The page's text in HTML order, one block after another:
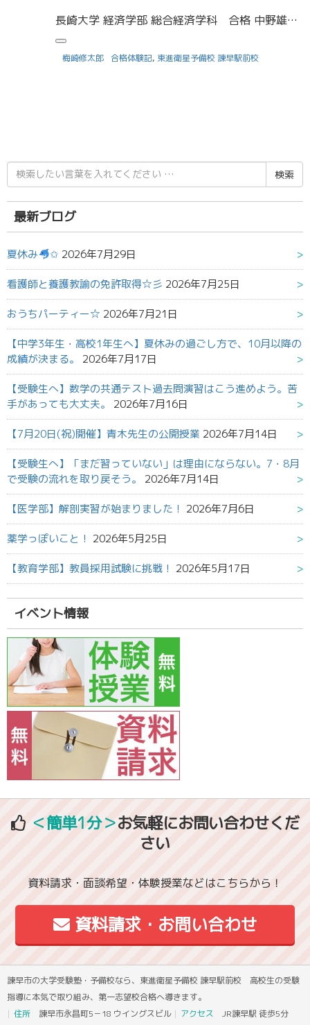
長崎大学 経済学部 総合経済学科 合格 中野雄太さん (諌早高等学校 卒業) 受験に役立った勉強法を教えてください。 私は二次試験の科目に数学があったのですが、数学で応用的な問題に対応するために一番良かった方法は苦手なと […]
梅崎修太郎 合格体験記, 東進衛星予備校 諫早駅前校
検
索
結
果:
最新ブログ
夏休み ✩ 2026年7月29日
看護師と養護教諭の免許取得☆彡 2026年7月25日
おうちパーティー☆ 2026年7月21日
【中学3年生・高校1年生へ】夏休みの過ごし方で、10月以降の
成績が決まる。
2026年7月17日
【受験生へ】数学の共通テスト過去問演習はこう進めよう。苦
手があっても大丈夫。
2026年7月16日
【7月20日(祝)開催】青木先生の公開授業 2026年7月14日
【受験生へ】「まだ習っていない」は理由にならない。7・8月
で受験の流れを取り戻そう。
2026年7月14日
【医学部】解剖実習が始まりました！ 2026年7月6日
薬学っぽいこと！ 2026年5月25日
【教育学部】教員採用試験に挑戦！ 2026年5月17日
イベント情報
＜簡単1分＞お気軽にお問い合わせくだ
さい
資料請求・面談希望・体験授業などはこちらから！
資料請求・お問い合わせ
諫早市の大学受験塾・予備校なら、東進衛星予備校 諫早駅前校 高校生の受験
指導に本気で取り組み、第一志望校合格へ導きます。
住所 諫早市永昌町5－18 ウイングスビル アクセス JR諫早駅 徒歩5分